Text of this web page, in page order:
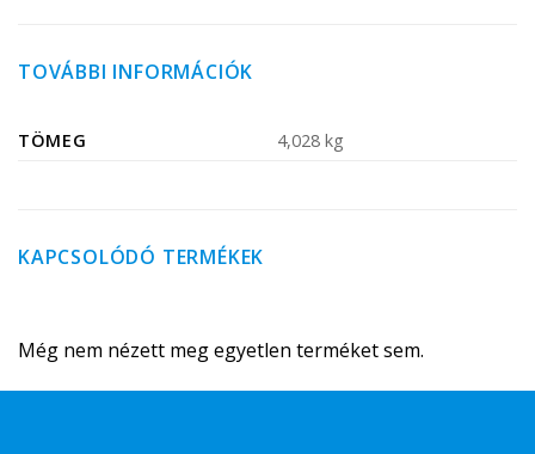
TOVÁBBI INFORMÁCIÓK
TÖMEG 4,028 kg
KAPCSOLÓDÓ TERMÉKEK
Még nem nézett meg egyetlen terméket sem.